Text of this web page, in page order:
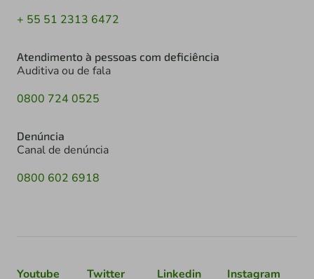
+ 55 51 2313 6472
Atendimento à pessoas com deficiência
Auditiva ou de fala
0800 724 0525
Denúncia
Canal de denúncia
0800 602 6918
Youtube Twitter Linkedin Instagram